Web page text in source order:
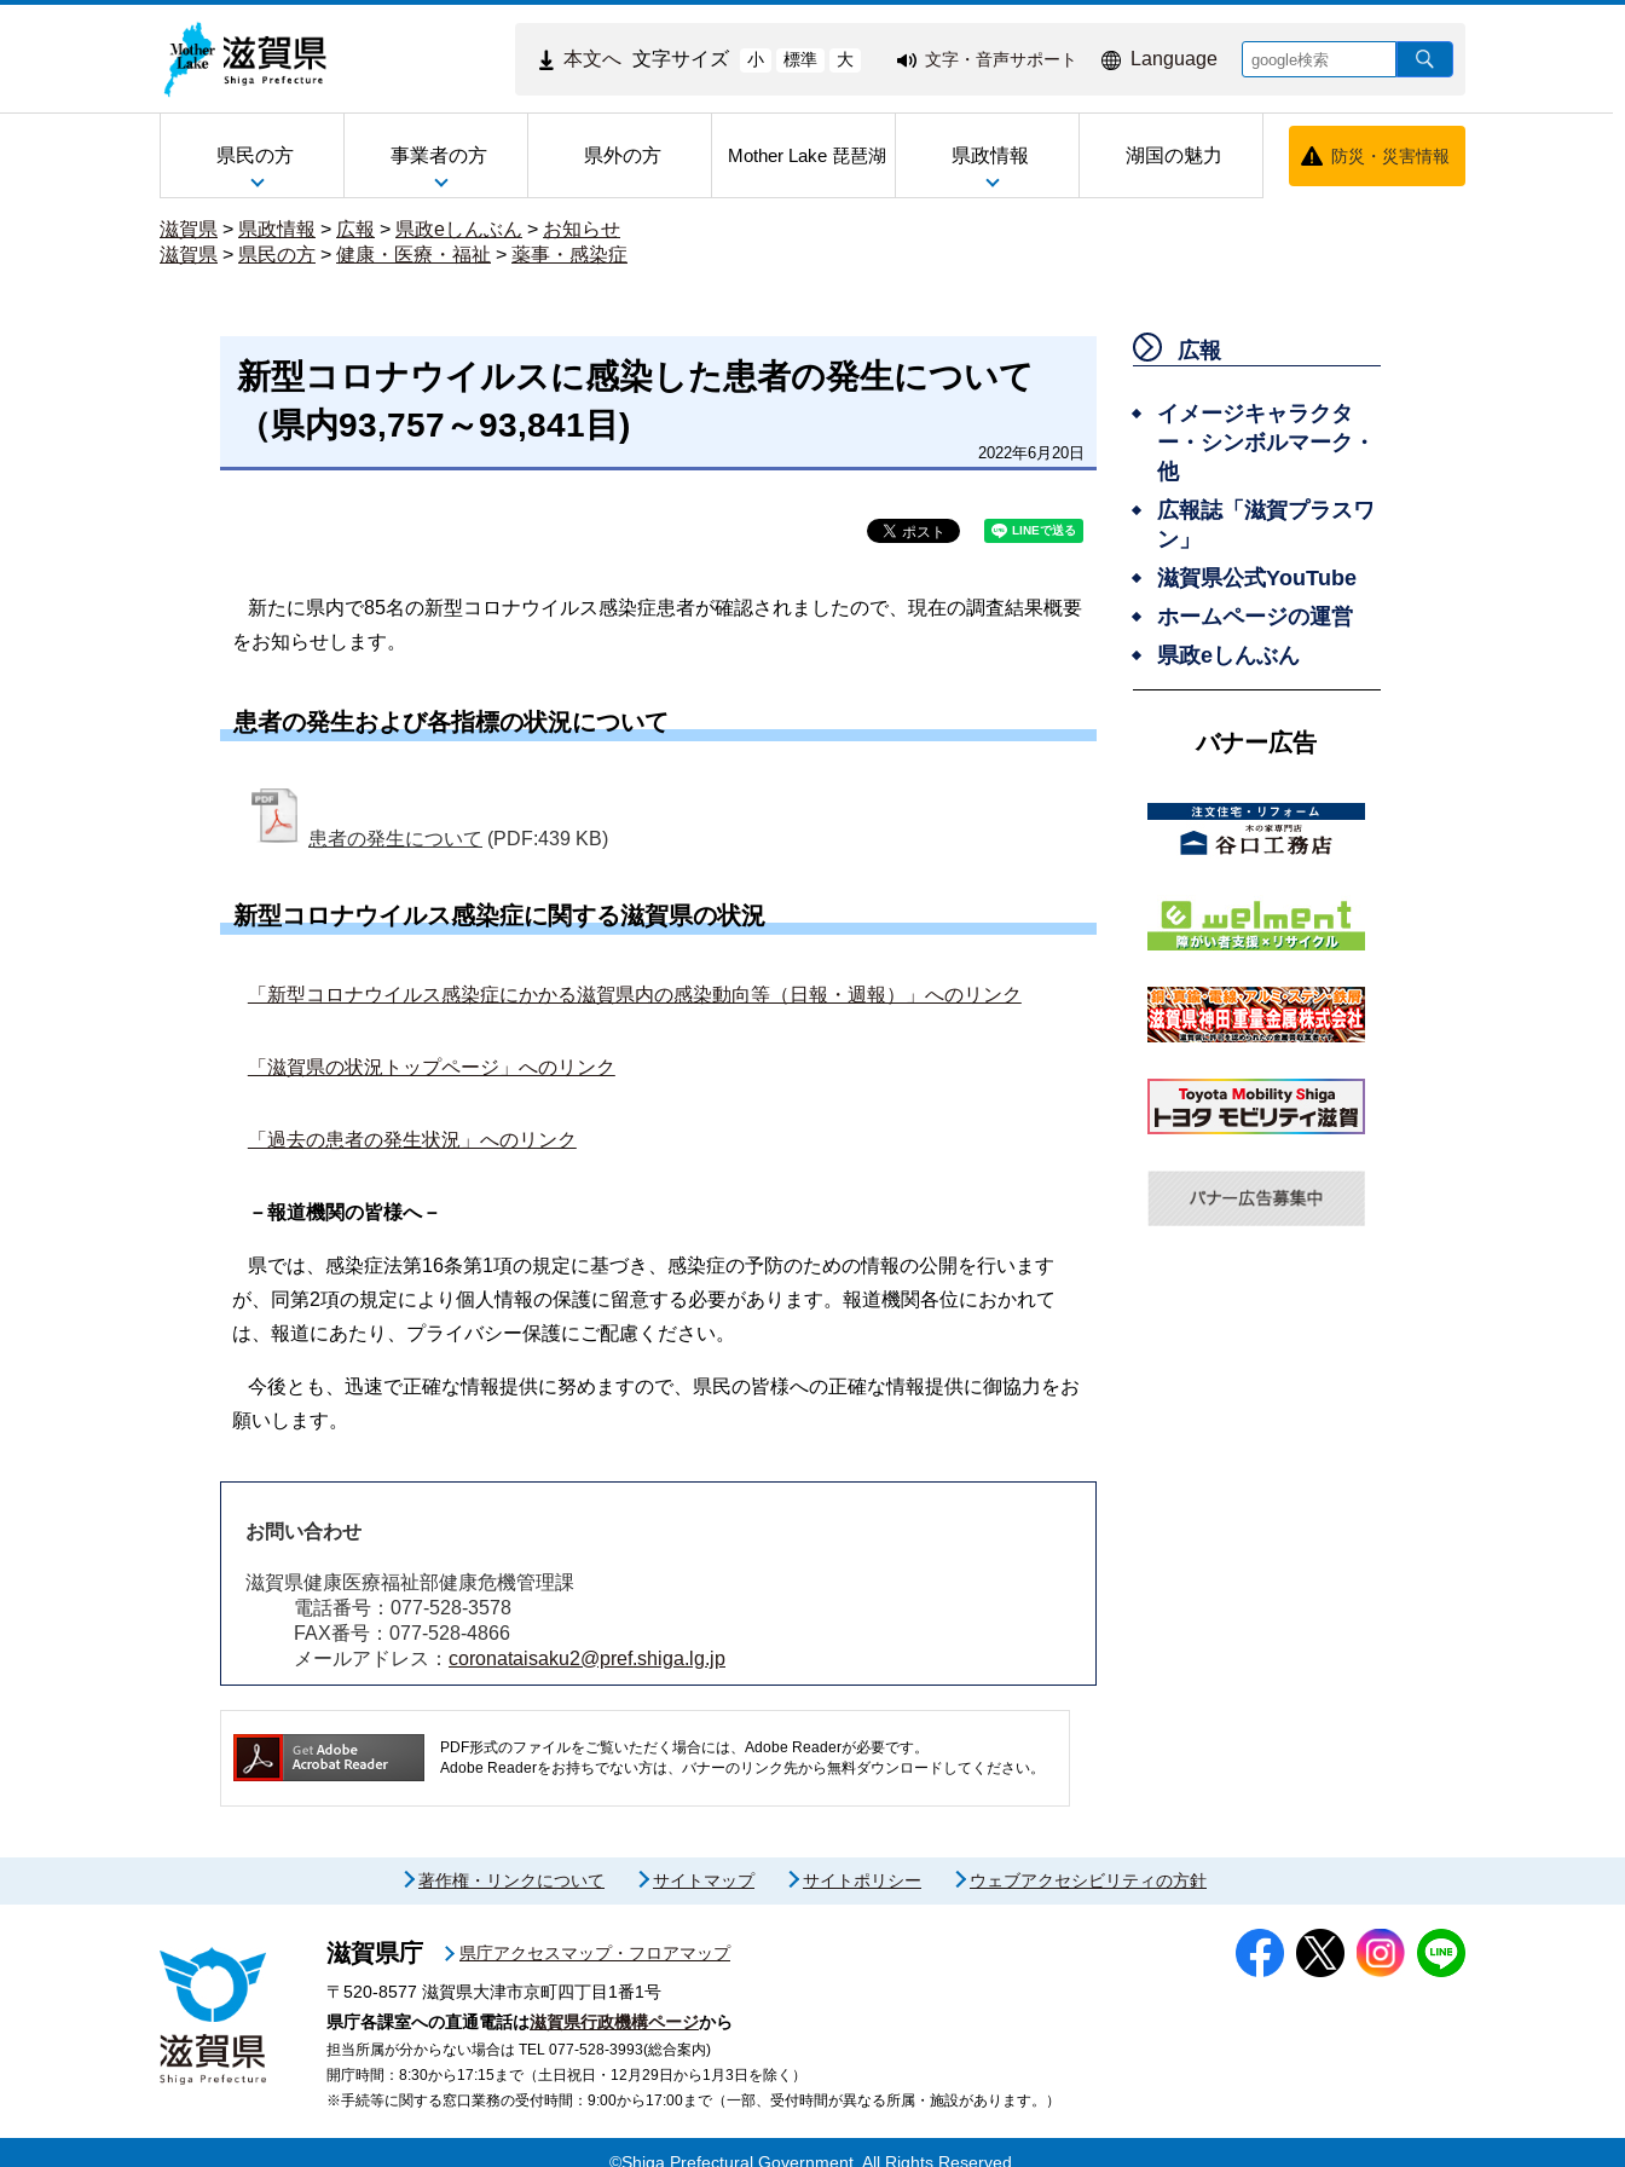
本文へ 文字サイズ 小 標準 大 文字・音声サポート Language
県民の方 事業者の方 県外の方 Mother Lake 琵琶湖 県政情報 湖国の魅力 防災・災害情報
滋賀県 > 県政情報 > 広報 > 県政eしんぶん > お知らせ
滋賀県 > 県民の方 > 健康・医療・福祉 > 薬事・感染症
新型コロナウイルスに感染した患者の発生について
（県内93,757～93,841目)
2022年6月20日
新たに県内で85名の新型コロナウイルス感染症患者が確認されましたので、現在の調査結果概要
をお知らせします。
患者の発生および各指標の状況について
患者の発生について (PDF:439 KB)
新型コロナウイルス感染症に関する滋賀県の状況
「新型コロナウイルス感染症にかかる滋賀県内の感染動向等（日報・週報）」へのリンク
「滋賀県の状況トップページ」へのリンク
「過去の患者の発生状況」へのリンク
－報道機関の皆様へ－
県では、感染症法第16条第1項の規定に基づき、感染症の予防のための情報の公開を行います
が、同第2項の規定により個人情報の保護に留意する必要があります。報道機関各位におかれて
は、報道にあたり、プライバシー保護にご配慮ください。
今後とも、迅速で正確な情報提供に努めますので、県民の皆様への正確な情報提供に御協力をお
願いします。
お問い合わせ
滋賀県健康医療福祉部健康危機管理課
電話番号：077-528-3578
FAX番号：077-528-4866
メールアドレス： coronataisaku2@pref.shiga.lg.jp
PDF形式のファイルをご覧いただく場合には、Adobe Readerが必要です。
Adobe Readerをお持ちでない方は、バナーのリンク先から無料ダウンロードしてください。
広報
イメージキャラクタ
ー・シンボルマーク・
他
広報誌「滋賀プラスワ
ン」
滋賀県公式YouTube
ホームページの運営
県政eしんぶん
バナー広告
著作権・リンクについて サイトマップ サイトポリシー ウェブアクセシビリティの方針
滋賀県庁
県庁アクセスマップ・フロアマップ
〒520-8577 滋賀県大津市京町四丁目1番1号
県庁各課室への直通電話は滋賀県行政機構ページから
担当所属が分からない場合は TEL 077-528-3993(総合案内)
開庁時間：8:30から17:15まで（土日祝日・12月29日から1月3日を除く）
※手続等に関する窓口業務の受付時間：9:00から17:00まで（一部、受付時間が異なる所属・施設があります。）
©Shiga Prefectural Government. All Rights Reserved.